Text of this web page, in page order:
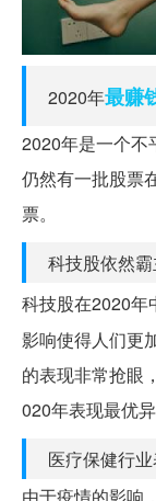
2020年最赚
2020年是一个不
仍然有一批股票
票。
科技股依然
科技股在2020年
影响使得人们更
的表现非常抢眼
020年表现最优异
医疗保健行